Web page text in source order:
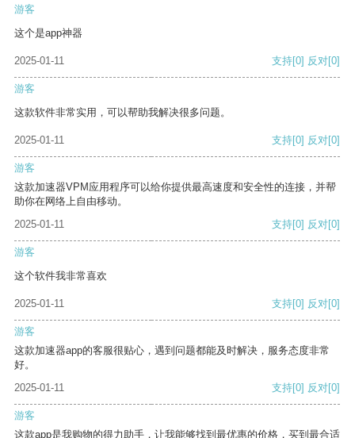
游客
这个是app神器
2025-01-11 支持[0] 反对[0]
游客
这款软件非常实用，可以帮助我解决很多问题。
2025-01-11 支持[0] 反对[0]
游客
这款加速器VPM应用程序可以给你提供最高速度和安全性的连接，并帮
助你在网络上自由移动。
2025-01-11
支持[0] 反对[0]
游客
这个软件我非常喜欢
2025-01-11 支持[0] 反对[0]
游客
这款加速器app的客服很贴心，遇到问题都能及时解决，服务态度非常
好。
2025-01-11
支持[0] 反对[0]
游客
这款app是我购物的得力助手，让我能够找到最优惠的价格，买到最合适